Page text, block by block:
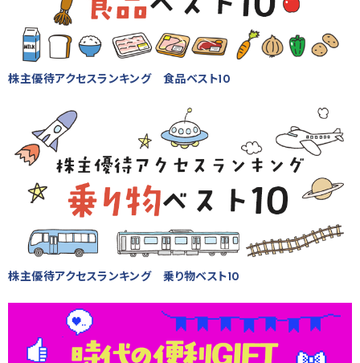
株主優待アクセスランキング 食品ベスト10
株主優待アクセスランキング 乗り物ベスト10